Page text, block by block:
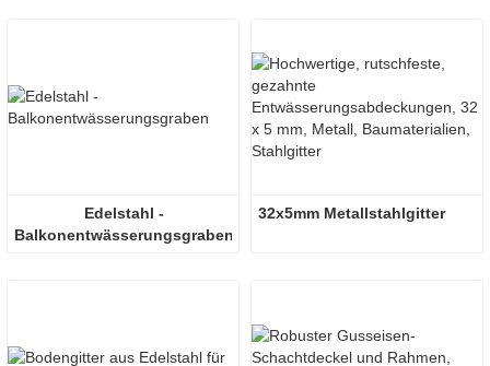
Edelstahl -
Balkonentwässerungsgraben
32x5mm Metallstahlgitter